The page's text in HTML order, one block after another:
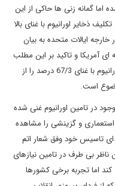
گمانه زنی ها حاکی از این
ذخایر اورانیوم با غنای بالا
ایالات متحده به بیان
آمریکا و تاکید بر این مطلب
که جمهوری اسلامی ایران در صورت نیاز باید اورانیوم با غنای 67/3 درصد را از
است.
در تامین اورانیوم غنی شده
استعماری و گزینشی را مشاهده
تاسیس خود وفق شعار اتم
ناظر بی طرف در تامین نیازهای
اما تجربه برخی کشورها